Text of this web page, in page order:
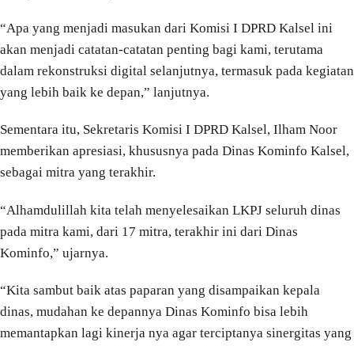
“Apa yang menjadi masukan dari Komisi I DPRD Kalsel ini
akan menjadi catatan-catatan penting bagi kami, terutama
dalam rekonstruksi digital selanjutnya, termasuk pada kegiatan
yang lebih baik ke depan,” lanjutnya.
Sementara itu, Sekretaris Komisi I DPRD Kalsel, Ilham Noor
memberikan apresiasi, khususnya pada Dinas Kominfo Kalsel,
sebagai mitra yang terakhir.
“Alhamdulillah kita telah menyelesaikan LKPJ seluruh dinas
pada mitra kami, dari 17 mitra, terakhir ini dari Dinas
Kominfo,” ujarnya.
“Kita sambut baik atas paparan yang disampaikan kepala
dinas, mudahan ke depannya Dinas Kominfo bisa lebih
memantapkan lagi kinerja nya agar terciptanya sinergitas yang